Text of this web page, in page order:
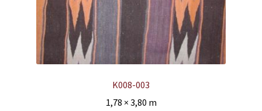
K008-003
1,78 × 3,80 m